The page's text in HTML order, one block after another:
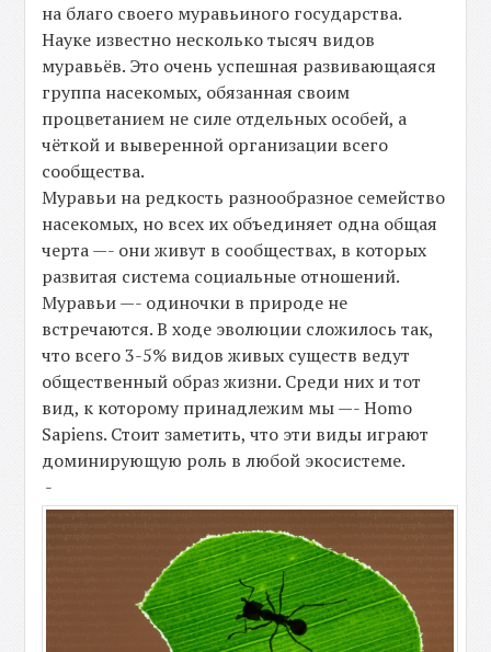
на благо своего муравьиного государства.
Науке известно несколько тысяч видов
муравьёв. Это очень успешная развивающаяся
группа насекомых, обязанная своим
процветанием не силе отдельных особей, а
чёткой и выверенной организации всего
сообщества.
Муравьи на редкость разнообразное семейство
насекомых, но всех их объединяет одна общая
черта —- они живут в сообществах, в которых
развитая система социальные отношений.
Муравьи —- одиночки в природе не
встречаются. В ходе эволюции сложилось так,
что всего 3-5% видов живых существ ведут
общественный образ жизни. Среди них и тот
вид, к которому принадлежим мы —- Homo
Sapiens. Стоит заметить, что эти виды играют
доминирующую роль в любой экосистеме.
-